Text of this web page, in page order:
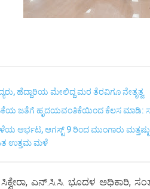
ಹೆದ್ದಾರಿಯ ಮೇಲಿದ್ದ ಮರ ತೆರವಿಗೂ ನೇತೃತ್ವ
ಜತೆಗೆ ಹೃದಯವಂತಿಕೆಯಿಂದ ಕೆಲಸ ಮಾಡಿ:
ಆರ್ಭಟ, ಆಗಸ್ಟ್ 9 ರಿಂದ ಮುಂಗಾರು ಮತ್ತಷ್ಟು
ಉತ್ತಮ ಮಳೆ
ಎನ್.ಸಿ.ಸಿ. ಭೂದಳ ಅಧಿಕಾರಿ,